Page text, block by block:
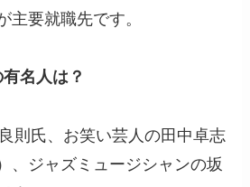
主要就職先です。
名人は？
則氏、お笑い芸人の田中卓志
、ジャズミュージシャンの坂